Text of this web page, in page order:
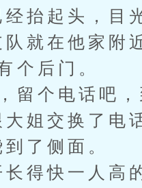
抬起头，目
就在他家附
个后门。
个电话吧，
姐交换了电
了侧面。
得快一人高